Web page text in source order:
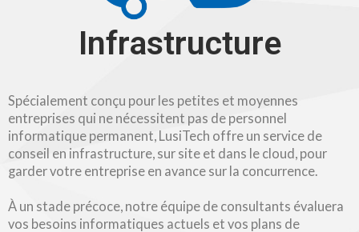
Infrastructure
Spécialement conçu pour les petites et moyennes
entreprises qui ne nécessitent pas de personnel
informatique permanent, LusiTech offre un service de
conseil en infrastructure, sur site et dans le cloud, pour
garder votre entreprise en avance sur la concurrence.
À un stade précoce, notre équipe de consultants évaluera
vos besoins informatiques actuels et vos plans de